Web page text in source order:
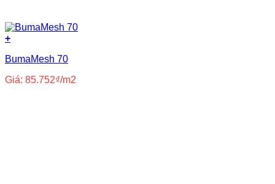
+
BumaMesh 70
Giá: 85.752₫/m2